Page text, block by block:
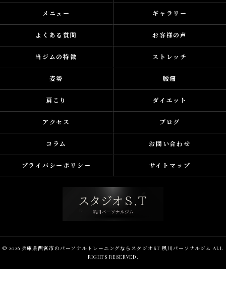
メニュー ギャラリー
よくある質問 お客様の声
当ジムの特徴 ストレッチ
姿勢 腰痛
肩こり ダイエット
アクセス ブログ
コラム お問い合わせ
プライバシーポリシー サイトマップ
© 2026 兵庫県西宮市のパーソナルトレーニングならスタジオS.T 夙川パーソナルジム ALL
RIGHTS RESERVED.